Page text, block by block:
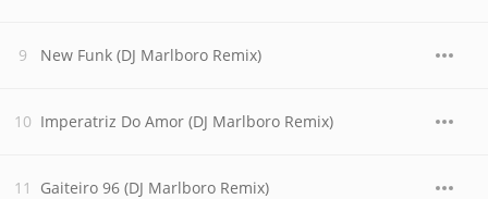
New Funk (DJ Marlboro Remix)
Imperatriz Do Amor (DJ Marlboro Remix)
Gaiteiro 96 (DJ Marlboro Remix)